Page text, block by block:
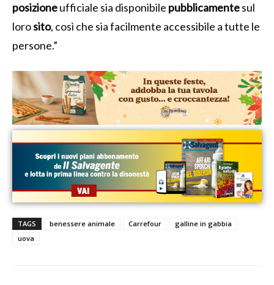
posizioneufficiale sia disponibile pubblicamentesul
lorosito, così che sia facilmente accessibile a tutte le
persone.”
TAGS benessere animale Carrefour
galline in gabbia
uova